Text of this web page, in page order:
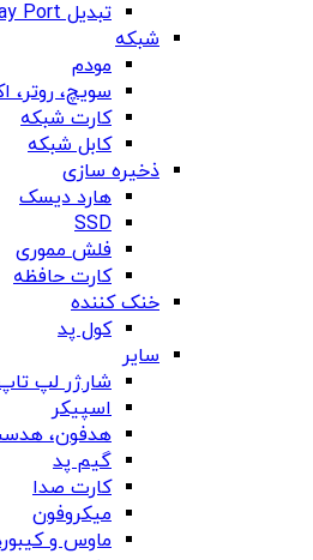
تبدیل Display Port
شبکه
مودم
سویچ،
کارت شبکه
کابل شبکه
ذخیره سازی
هارد دیسک
SSD
فلش مموری
کارت حافظه
خنک کننده
کول پد
سایر
شارژر لپ
اسپیکر
هدفون،
گیم پد
کارت صدا
میکروفون
ماوس و